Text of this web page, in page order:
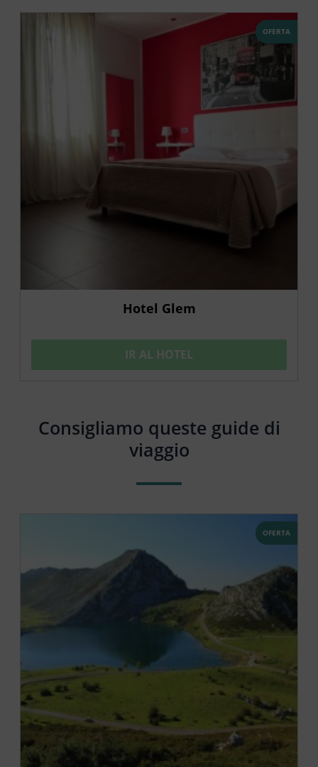
OFERTA
Hotel Glem
IR AL HOTEL
Consigliamo queste guide di
viaggio
OFERTA